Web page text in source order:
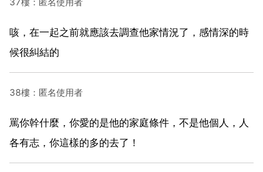
咳，在一起之前就應該去調查他家情況了，感情深的時
候很糾結的
38樓：匿名使用者
罵你幹什麼，你愛的是他的家庭條件，不是他個人，人
各有志，你這樣的多的去了！